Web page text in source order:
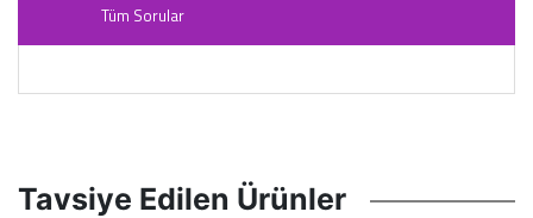
Tüm Sorular
Tavsiye Edilen Ürünler